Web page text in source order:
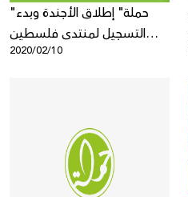
"حملة" إطلاق الأجندة وبدء
التسجيل لمنتدى فلسطين
للنشاط الرقمي 20202020/02/10